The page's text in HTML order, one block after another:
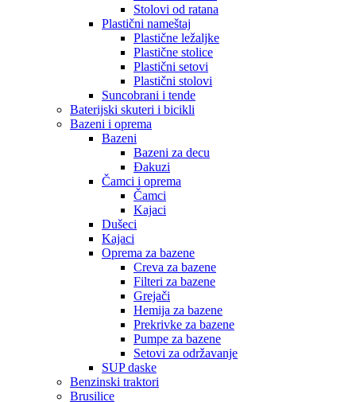
Stolovi od ratana
Plastični nameštaj
Plastične ležaljke
Plastične stolice
Plastični setovi
Plastični stolovi
Suncobrani i tende
Baterijski skuteri i bicikli
Bazeni i oprema
Bazeni
Bazeni za decu
Đakuzi
Čamci i oprema
Čamci
Kajaci
Dušeci
Kajaci
Oprema za bazene
Creva za bazene
Filteri za bazene
Grejači
Hemija za bazene
Prekrivke za bazene
Pumpe za bazene
Setovi za održavanje
SUP daske
Benzinski traktori
Brusilice